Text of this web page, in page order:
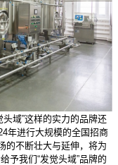
域”这样的实力的品牌还
年进行大规模的全国招商
的不断壮大与延伸，将为
予我们“发觉头域”品牌的